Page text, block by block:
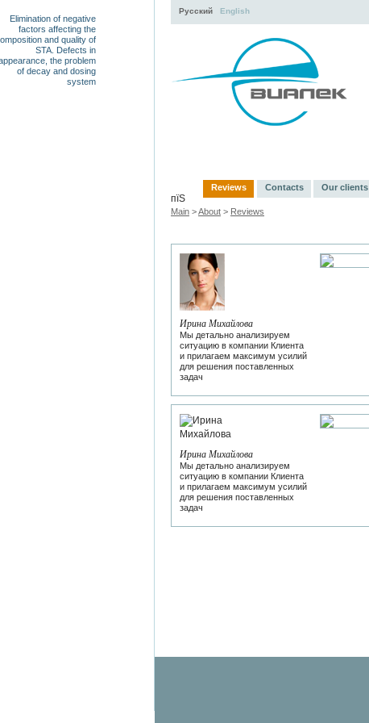
Русский English
Elimination of negative
factors affecting the
and quality of
STA. Defects in
the problem
of decay and dosing
system
пїЅ
Reviews Contacts Our clients
Main >About > Reviews
Ирина Михайлова
Мы детально анализируем
ситуацию в компании Клиента
и прилагаем максимум усилий
для решения поставленных
задач
Ирина Михайлова
Мы детально анализируем
ситуацию в компании Клиента
и прилагаем максимум усилий
для решения поставленных
задач